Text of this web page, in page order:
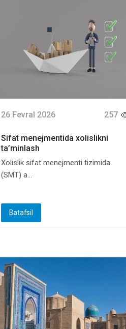
26 Fevral 2026 257
Sifat menejmentida xolislikni
ta’minlash
Xolislik sifat menejmenti tizimida
(SMT) a...
Batafsil